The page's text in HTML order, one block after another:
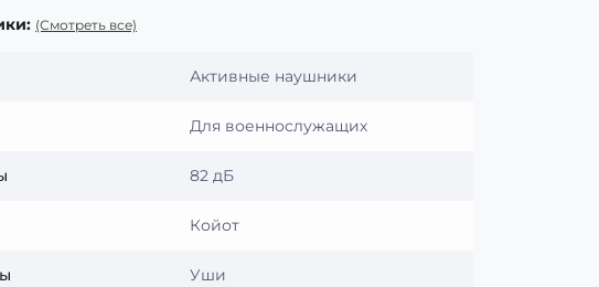
(Смотреть все)
Активные наушники
Для военнослужащих
82 дБ
Койот
Уши